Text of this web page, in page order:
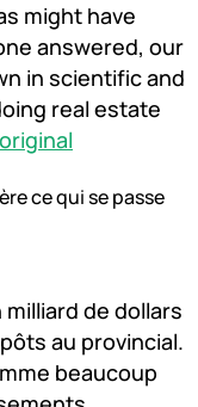
might have
answered, our
in scientific and
real estate
ce qui se passe
milliard de dollars
au provincial.
beaucoup